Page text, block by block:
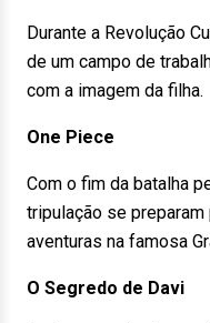
Durante a Revolução
de um campo de
com a imagem da filha.
One Piece
Com o fim da batalha
tripulação se
aventuras na famosa
O Segredo de Davi